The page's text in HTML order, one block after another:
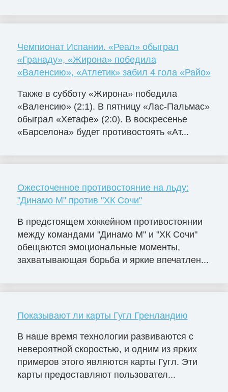
Чемпионат Испании. «Реал» обыграл
«Гранаду», «Жирона» победила
«Валенсию», «Атлетик» забил 4 гола «Райо»
Также в субботу «Жирона» победила
«Валенсию» (2:1). В пятницу «Лас-Пальмас»
обыграл «Хетафе» (2:0). В воскресенье
«Барселона» будет противостоять «Ат...
Ожесточенное противостояние на льду:
"Динамо М" против "ХК Сочи"
В предстоящем хоккейном противостоянии
между командами "Динамо М" и "ХК Сочи"
обещаются эмоциональные моменты,
захватывающая борьба и яркие впечатлен...
Показывают ли карты Гугл Гренландию
В наше время технологии развиваются с
невероятной скоростью, и одним из ярких
примеров этого являются карты Гугл. Эти
карты предоставляют пользовател...